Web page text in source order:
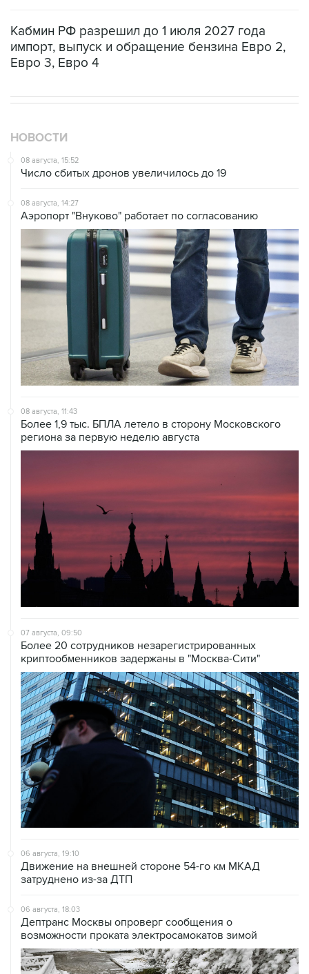
Кабмин РФ разрешил до 1 июля 2027 года
импорт, выпуск и обращение бензина Евро 2,
Евро 3, Евро 4
НОВОСТИ
08 августа, 15:52
Число сбитых дронов увеличилось до 19
08 августа, 14:27
Аэропорт "Внуково" работает по согласованию
08 августа, 11:43
Более 1,9 тыс. БПЛА летело в сторону Московского
региона за первую неделю августа
07 августа, 09:50
Более 20 сотрудников незарегистрированных
криптообменников задержаны в "Москва-Сити"
06 августа, 19:10
Движение на внешней стороне 54-го км МКАД
затруднено из-за ДТП
06 августа, 18:03
Дептранс Москвы опроверг сообщения о
возможности проката электросамокатов зимой